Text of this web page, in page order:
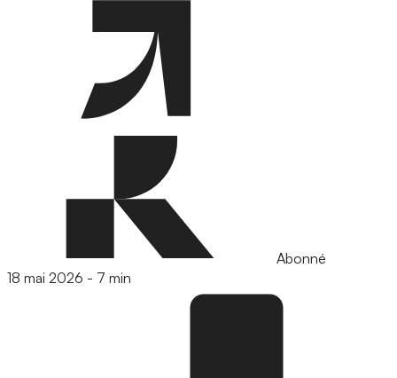
Abonné
18 mai 2026 - 7 min